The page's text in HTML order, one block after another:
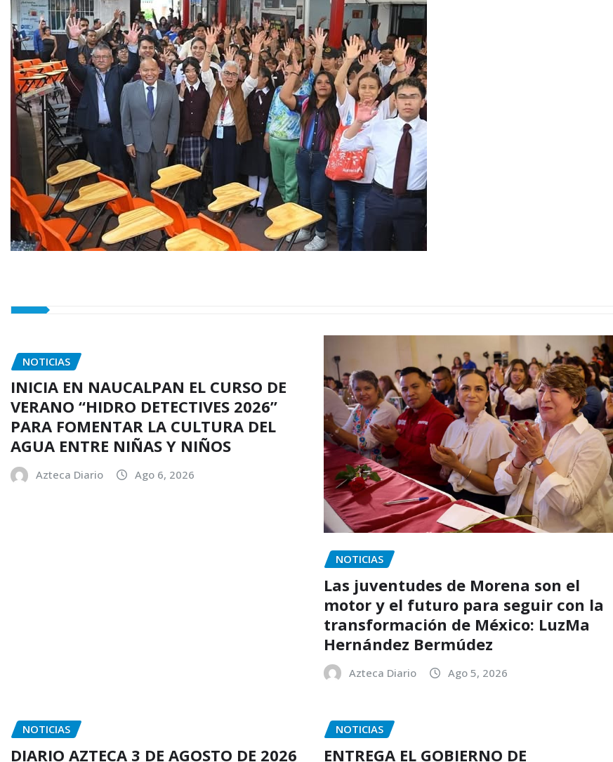
NOTICIAS
INICIA EN NAUCALPAN EL CURSO DE
VERANO “HIDRO DETECTIVES 2026”
PARA FOMENTAR LA CULTURA DEL
AGUA ENTRE NIÑAS Y NIÑOS
Azteca Diario Ago 6, 2026
NOTICIAS
Las juventudes de Morena son el
motor y el futuro para seguir con la
transformación de México: LuzMa
Hernández Bermúdez
Azteca Diario Ago 5, 2026
NOTICIAS
DIARIO AZTECA 3 DE AGOSTO DE 2026
NOTICIAS
ENTREGA EL GOBIERNO DE